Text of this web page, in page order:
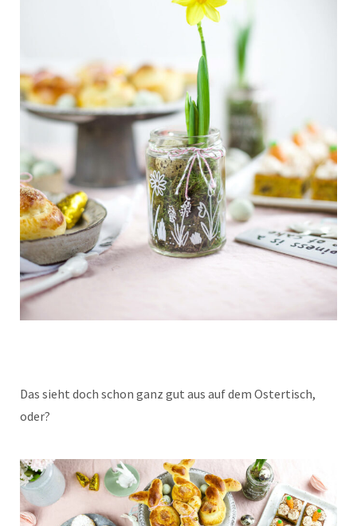
Das sieht doch schon ganz gut aus auf dem Ostertisch,
oder?